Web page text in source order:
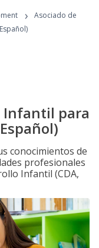
›
Asociado de
Infantil para
conocimientos de
profesionales
Infantil (CDA,